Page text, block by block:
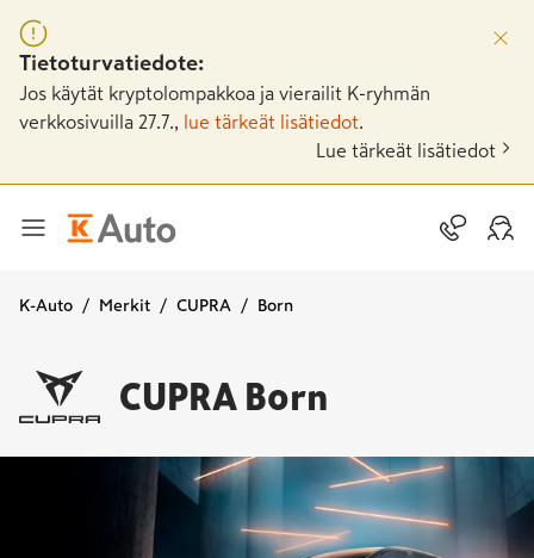
Tietoturvatiedote:
Jos käytät kryptolompakkoa ja vierailit K-ryhmän
verkkosivuilla 27.7.,
lue tärkeät lisätiedot
Lue tärkeät lisätiedot
K-Auto Merkit CUPRA Born
CUPRA Born